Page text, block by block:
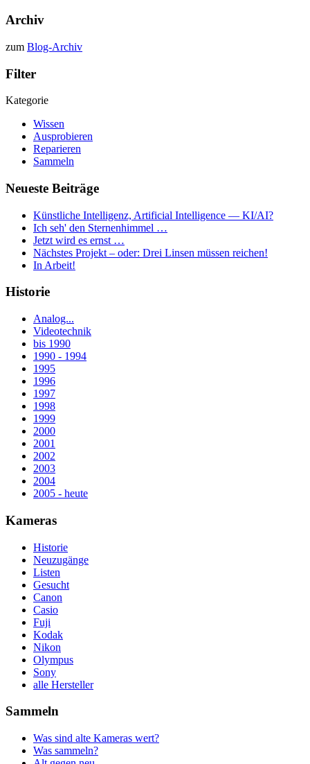
Archiv
zum Blog-Archiv
Filter
Kategorie
Wissen
Ausprobieren
Reparieren
Sammeln
Neueste Beiträge
Künstliche Intelligenz, Artificial Intelligence — KI/AI?
Ich seh' den Sternenhimmel …
Jetzt wird es ernst …
Nächstes Projekt – oder: Drei Linsen müssen reichen!
In Arbeit!
Historie
Analog...
Videotechnik
bis 1990
1990 - 1994
1995
1996
1997
1998
1999
2000
2001
2002
2003
2004
2005 - heute
Kameras
Historie
Neuzugänge
Listen
Gesucht
Canon
Casio
Fuji
Kodak
Nikon
Olympus
Sony
alle Hersteller
Sammeln
Was sind alte Kameras wert?
Was sammeln?